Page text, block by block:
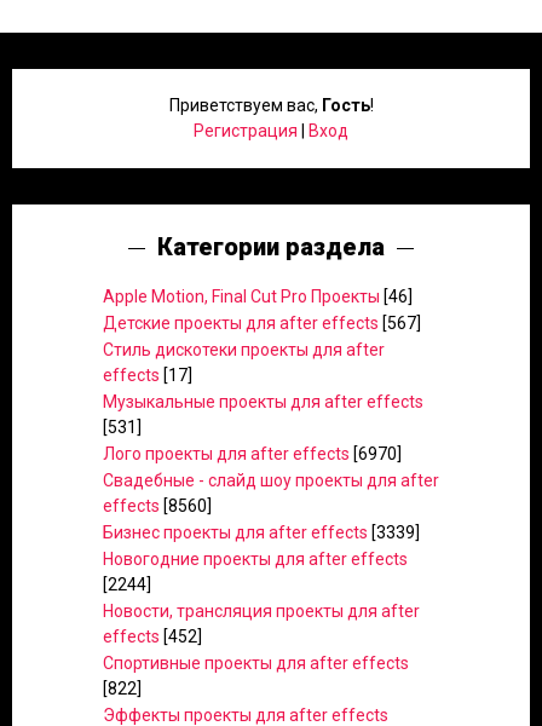
Приветствуем вас, Гость!
Регистрация
Вход
Категории раздела
Apple Motion, Final Cut Pro Проекты [46]
Детские проекты для after effects [567]
Стиль дискотеки проекты для after
effects [17]
Музыкальные проекты для after effects
[531]
Лого проекты для after effects [6970]
Свадебные - слайд шоу проекты для after
effects [8560]
Бизнес проекты для after effects [3339]
Новогодние проекты для after effects
[2244]
Новости, трансляция проекты для after
effects [452]
Спортивные проекты для after effects
[822]
Эффекты проекты для after effects